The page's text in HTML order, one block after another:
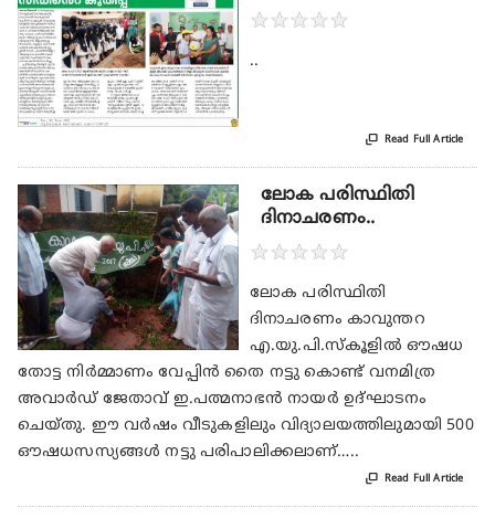
★★★★★
..
 Read Full Article
ലോക പരിസ്ഥിതി
ദിനാചരണം..
★★★★★
ലോക പരിസ്ഥിതി
ദിനാചരണം കാവുന്തറ
എ.യു.പി.സ്കൂളിൽ ഔഷധ
തോട്ട നിർമ്മാണം വേപ്പിൻ തൈ നട്ടു കൊണ്ട് വനമിത്ര
അവാർഡ് ജേതാവ് ഇ.പത്മനാഭൻ നായർ ഉദ്ഘാടനം
ചെയ്തു. ഈ വർഷം വീടുകളിലും വിദ്യാലയത്തിലുമായി 500
ഔഷധസസ്യങ്ങൾ നട്ടു പരിപാലിക്കലാണ്…..
 Read Full Article